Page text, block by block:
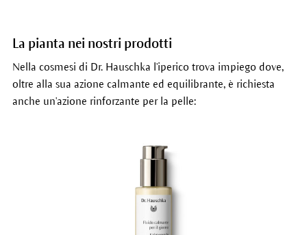
La pianta nei nostri prodotti
Nella cosmesi di Dr. Hauschka l'iperico trova impiego dove,
oltre alla sua azione calmante ed equilibrante, è richiesta
anche un'azione rinforzante per la pelle: